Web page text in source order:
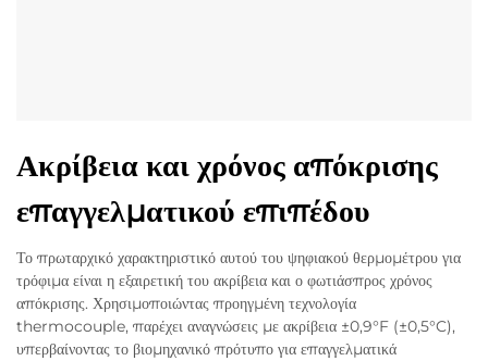
Ακρίβεια και χρόνος απόκρισης
επαγγελματικού επιπέδου
Το πρωταρχικό χαρακτηριστικό αυτού του ψηφιακού θερμομέτρου για
τρόφιμα είναι η εξαιρετική του ακρίβεια και ο φωτιάσπρος χρόνος
απόκρισης. Χρησιμοποιώντας προηγμένη τεχνολογία
thermocouple, παρέχει αναγνώσεις με ακρίβεια ±0,9°F (±0,5°C),
υπερβαίνοντας το βιομηχανικό πρότυπο για επαγγελματικά